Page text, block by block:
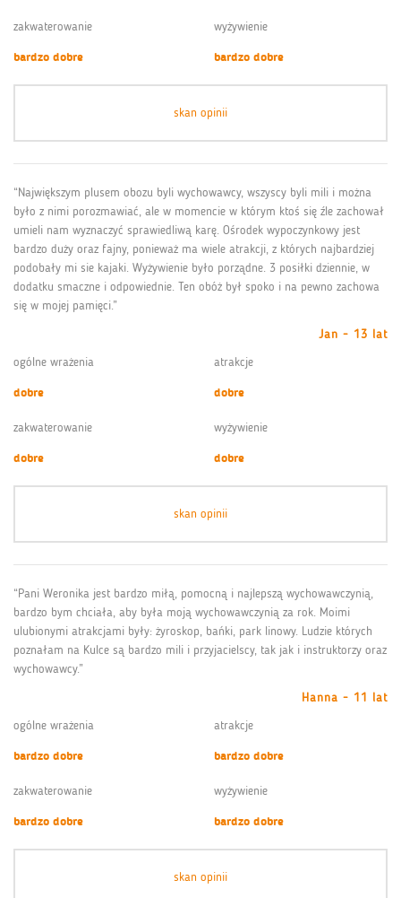
zakwaterowanie
bardzo dobre
wyżywienie
bardzo dobre
skan opinii
“Największym plusem obozu byli wychowawcy, wszyscy byli mili i można
było z nimi porozmawiać, ale w momencie w którym ktoś się źle zachował
umieli nam wyznaczyć sprawiedliwą karę. Ośrodek wypoczynkowy jest
bardzo duży oraz fajny, ponieważ ma wiele atrakcji, z których najbardziej
podobały mi sie kajaki. Wyżywienie było porządne. 3 posiłki dziennie, w
dodatku smaczne i odpowiednie. Ten obóż był spoko i na pewno zachowa
się w mojej pamięci.”
Jan - 13 lat
ogólne wrażenia
dobre
atrakcje
dobre
zakwaterowanie
dobre
wyżywienie
dobre
skan opinii
“Pani Weronika jest bardzo miłą, pomocną i najlepszą wychowawczynią,
bardzo bym chciała, aby była moją wychowawczynią za rok. Moimi
ulubionymi atrakcjami były: żyroskop, bańki, park linowy. Ludzie których
poznałam na Kulce są bardzo mili i przyjacielscy, tak jak i instruktorzy oraz
wychowawcy.”
Hanna - 11 lat
ogólne wrażenia
bardzo dobre
atrakcje
bardzo dobre
zakwaterowanie
bardzo dobre
wyżywienie
bardzo dobre
skan opinii